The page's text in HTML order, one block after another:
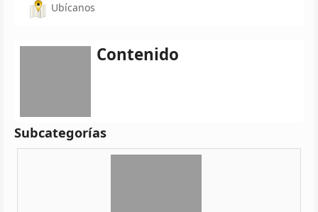
Ubícanos
Contenido
Subcategorías